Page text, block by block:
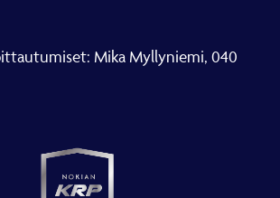
Mika Myllyniemi, 040